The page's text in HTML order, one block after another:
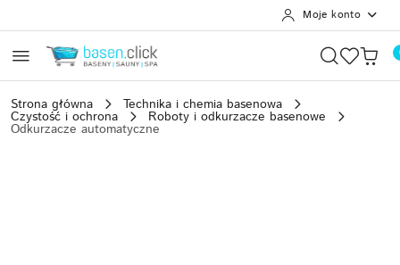
Moje konto
Strona główna Technika i chemia basenowa
Czystość i ochrona Roboty i odkurzacze basenowe
Odkurzacze automatyczne